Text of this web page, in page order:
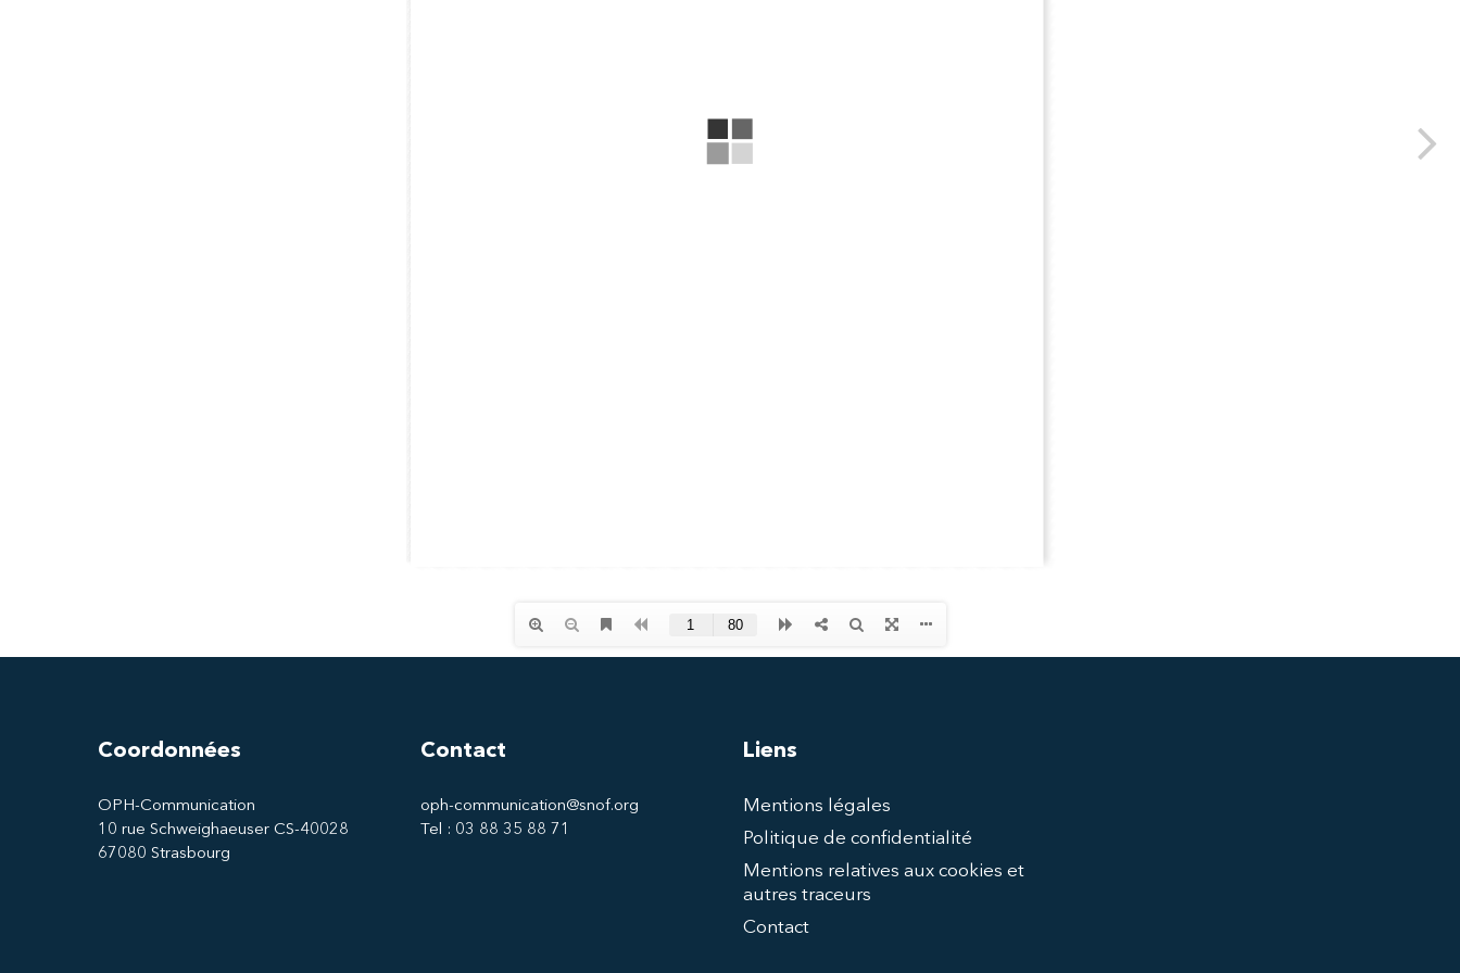
Coordonnées
OPH-Communication
10 rue Schweighaeuser CS-40028
67080 Strasbourg
Contact
oph-communication@snof.org
Tel : 03 88 35 88 71
Liens
Mentions légales
Politique de confidentialité
Mentions relatives aux cookies et
autres traceurs
Contact